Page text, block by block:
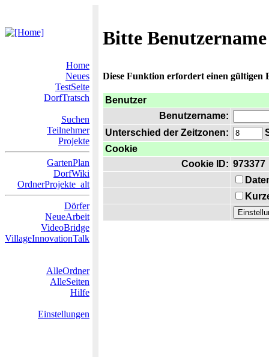
Bitte
Home
Neues
TestSeite
DorfTratsch
Suchen
Teilnehmer
Projekte
GartenPlan
DorfWiki
OrdnerProjekte_alt
Dörfer
NeueArbeit
VideoBridge
VillageInnovationTalk
AlleOrdner
AlleSeiten
Hilfe
Einstellungen
Diese Funktion erfordert einen gültigen
Benutzer
Benutzername:
Unterschied der Zeitzonen:
Cookie
Cookie ID: 973377